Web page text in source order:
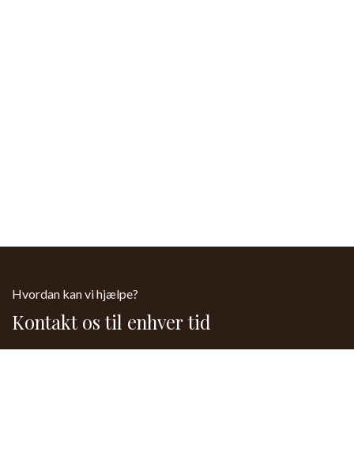
Hvordan kan vi hjælpe?
Kontakt os til enhver tid